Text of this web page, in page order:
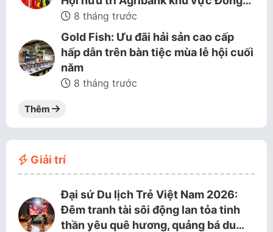
8 tháng trước
Gold Fish: Ưu đãi hải sản cao cấp
hấp dẫn trên bàn tiệc mùa lễ hội cuối
năm
8 tháng trước
Thêm
Giải trí
Đại sứ Du lịch Trẻ Việt Nam 2026:
Đêm tranh tài sôi động lan tỏa tinh
thần yêu quê hương, quảng bá du…